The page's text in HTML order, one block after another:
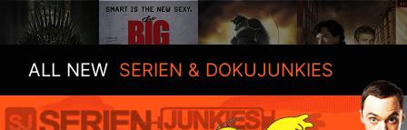
ALL NEW SERIEN & DOKUJUNKIES